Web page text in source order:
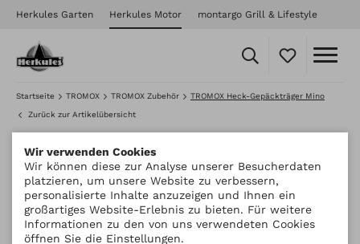
Herkules Garten Herkules Motor montargo Grill & Lifestyle
Startseite TROMOX TROMOX Zubehör TROMOX Heck-Gepäckträger Mino
Zurück zur Artikelübersicht
Wir verwenden Cookies
Wir können diese zur Analyse unserer Besucherdaten
platzieren, um unsere Website zu verbessern,
personalisierte Inhalte anzuzeigen und Ihnen ein
großartiges Website-Erlebnis zu bieten. Für weitere
Informationen zu den von uns verwendeten Cookies
öffnen Sie die Einstellungen.